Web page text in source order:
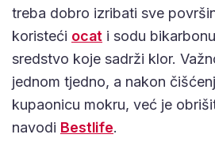
treba dobro izribati sve
koristeći ocat i sodu
sredstvo koje sadrži klor.
jednom tjedno, a nakon
kupaonicu mokru, već je
navodi Bestlife.